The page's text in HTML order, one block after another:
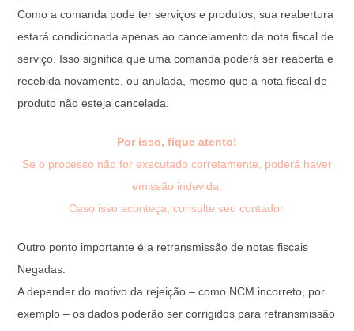
Como a comanda pode ter serviços e produtos, sua reabertura
estará condicionada apenas ao cancelamento da nota fiscal de
serviço. Isso significa que uma comanda poderá ser reaberta e
recebida novamente, ou anulada, mesmo que a nota fiscal de
produto não esteja cancelada.
Por isso, fique atento!
Se o processo não for executado corretamente, poderá haver
emissão indevida.
Caso isso aconteça, consulte seu contador.
Outro ponto importante é a retransmissão de notas fiscais
Negadas.
A depender do motivo da rejeição – como NCM incorreto, por
exemplo – os dados poderão ser corrigidos para retransmissão